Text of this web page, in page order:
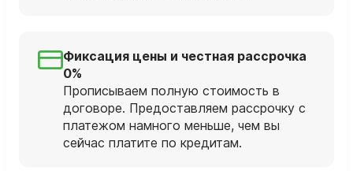
Фиксация цены и честная рассрочка
0%
Прописываем полную стоимость в
договоре. Предоставляем рассрочку с
платежом намного меньше, чем вы
сейчас платите по кредитам.